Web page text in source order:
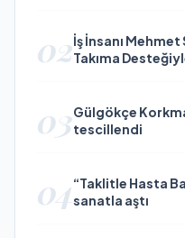
02İş İnsanı
Takıma
03Gülgökçe
tescillendi
04“Taklitle Hasta
sanatla aştı